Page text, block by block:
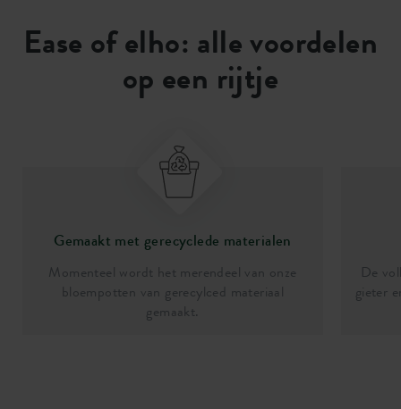
Ease of elho: alle voordelen
op een rijtje
Gemaakt met gerecyclede materialen
Momenteel wordt het merendeel van onze
bloempotten van gerecylced materiaal
gemaakt.
De
gieter